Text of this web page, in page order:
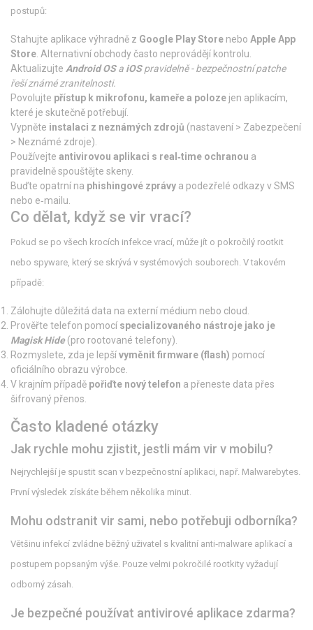
postupů:
Stahujte aplikace výhradně z Google Play Store nebo Apple App
Store. Alternativní obchody často neprovádějí kontrolu.
Aktualizujte Android OSa iOSpravidelně - bezpečnostní patche
řeší známé zranitelnosti.
Povolujte přístup k mikrofonu, kameře a poloze jen aplikacím,
které je skutečně potřebují.
Vypněte instalaci z neznámých zdrojů (nastavení > Zabezpečení
> Neznámé zdroje).
Používejte antivirovou aplikaci s real‑time ochranou a
pravidelně spouštějte skeny.
Buďte opatrní na phishingové zprávy a podezřelé odkazy v SMS
nebo e‑mailu.
Co dělat, když se vir vrací?
Pokud se po všech krocích infekce vrací, může jít o pokročilý rootkit
nebo spyware, který se skrývá v systémových souborech. V takovém
případě:
Zálohujte důležitá data na externí médium nebo cloud.
Prověřte telefon pomocí specializovaného nástroje jako je
Magisk Hide(pro rootované telefony).
Rozmyslete, zda je lepšívyměnit firmware (flash) pomocí
oficiálního obrazu výrobce.
V krajním případě pořiďte nový telefon a přeneste data přes
šifrovaný přenos.
Často kladené otázky
Jak rychle mohu zjistit, jestli mám vir v mobilu?
Nejrychlejší je spustit scan v bezpečnostní aplikaci, např. Malwarebytes.
První výsledek získáte během několika minut.
Mohu odstranit vir sami, nebo potřebuji odborníka?
Většinu infekcí zvládne běžný uživatel s kvalitní anti‑malware aplikací a
postupem popsaným výše. Pouze velmi pokročilé rootkity vyžadují
odborný zásah.
Je bezpečné používat antivirové aplikace zdarma?